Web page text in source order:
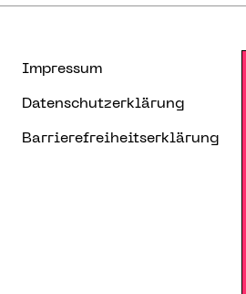
Impressum
Datenschutzerklärung
Barrierefreiheitserklärung